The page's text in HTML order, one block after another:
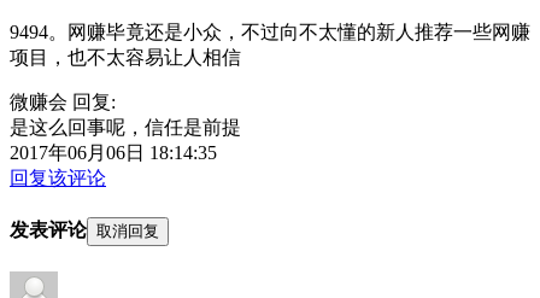
9494。网赚毕竟还是小众，不过向不太懂的新人推荐一些网赚
项目，也不太容易让人相信
微赚会 回复:
是这么回事呢，信任是前提
2017年06月06日 18:14:35
回复该评论
发表评论 取消回复